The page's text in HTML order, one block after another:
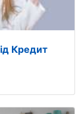
Кредит